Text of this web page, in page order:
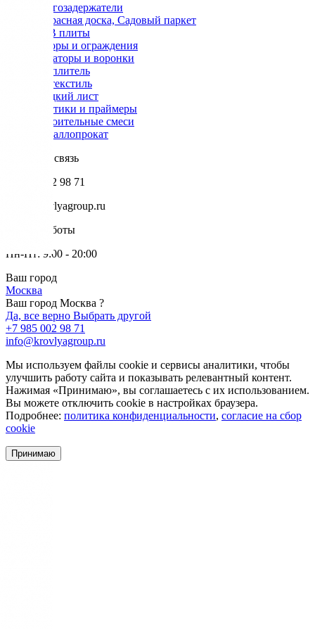
Снегозадержатели
Террасная доска, Садовый паркет
OSB плиты
Заборы и ограждения
Аэраторы и воронки
Утеплитель
Геотекстиль
Гладкий лист
Мастики и праймеры
Строительные смеси
Металлопрокат
Обратная связь
+7 985 002 98 71
info@krovlyagroup.ru
Режим работы
Пн-Пт: 9:00 - 20:00
Ваш город
Москва
Ваш город Москва ?
Да, все верно Выбрать другой
+7 985 002 98 71
info@krovlyagroup.ru
Мы используем файлы cookie и сервисы аналитики, чтобы
улучшить работу сайта и показывать релевантный контент.
Нажимая «Принимаю», вы соглашаетесь с их использованием.
Вы можете отключить cookie в настройках браузера.
Подробнее: политика конфиденциальности, согласие на сбор
cookie
Принимаю